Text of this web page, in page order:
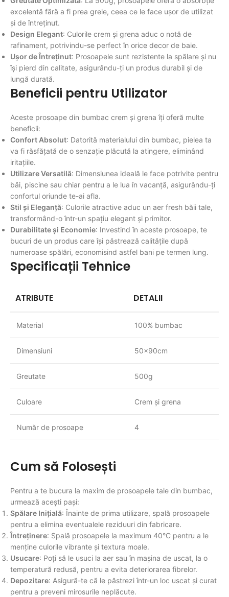
excelentă fără a fi prea grele, ceea ce le face ușor de utilizat
și de întreținut.
Design Elegant: Culorile crem și grena aduc o notă de
rafinament, potrivindu-se perfect în orice decor de baie.
Ușor de Întreținut: Prosoapele sunt rezistente la spălare și nu
își pierd din calitate, asigurându-ți un produs durabil și de
lungă durată.
Beneficii pentru Utilizator
Aceste prosoape din bumbac crem și grena îți oferă multe
beneficii:
Confort Absolut: Datorită materialului din bumbac, pielea ta
va fi răsfățată de o senzație plăcută la atingere, eliminând
iritațiile.
Utilizare Versatilă: Dimensiunea ideală le face potrivite pentru
băi, piscine sau chiar pentru a le lua în vacanță, asigurându-ți
confortul oriunde te-ai afla.
Stil și Eleganță: Culorile atractive aduc un aer fresh băii tale,
transformând-o într-un spațiu elegant și primitor.
Durabilitate și Economie: Investind în aceste prosoape, te
bucuri de un produs care își păstrează calitățile după
numeroase spălări, economisind astfel bani pe termen lung.
Specificații Tehnice
ATRIBUTE DETALII
Material 100% bumbac
Dimensiuni 50x90cm
Greutate 500g
Culoare Crem și grena
Număr de prosoape 4
Cum să Folosești
Pentru a te bucura la maxim de prosoapele tale din bumbac,
urmează acești pași:
Spălare Inițială: Înainte de prima utilizare, spală prosoapele
pentru a elimina eventualele reziduuri din fabricare.
Întreținere: Spală prosoapele la maximum 40°C pentru a le
menține culorile vibrante și textura moale.
Usucare: Poți să le usuci la aer sau în mașina de uscat, la o
temperatură redusă, pentru a evita deteriorarea fibrelor.
Depozitare: Asigură-te că le păstrezi într-un loc uscat și curat
pentru a preveni mirosurile neplăcute.